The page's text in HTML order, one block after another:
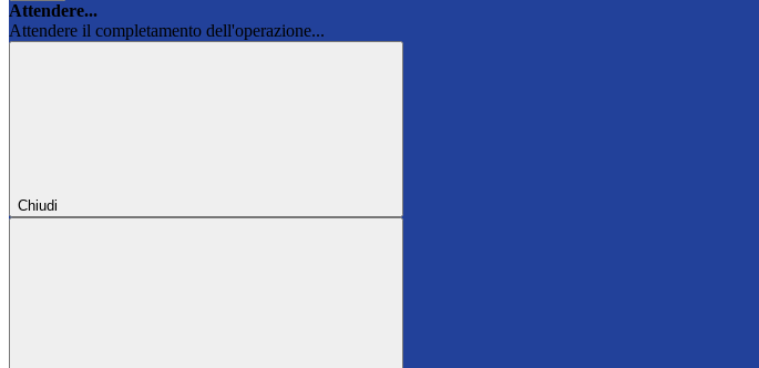
Attendere...
Attendere il completamento dell'operazione...
Chiudi